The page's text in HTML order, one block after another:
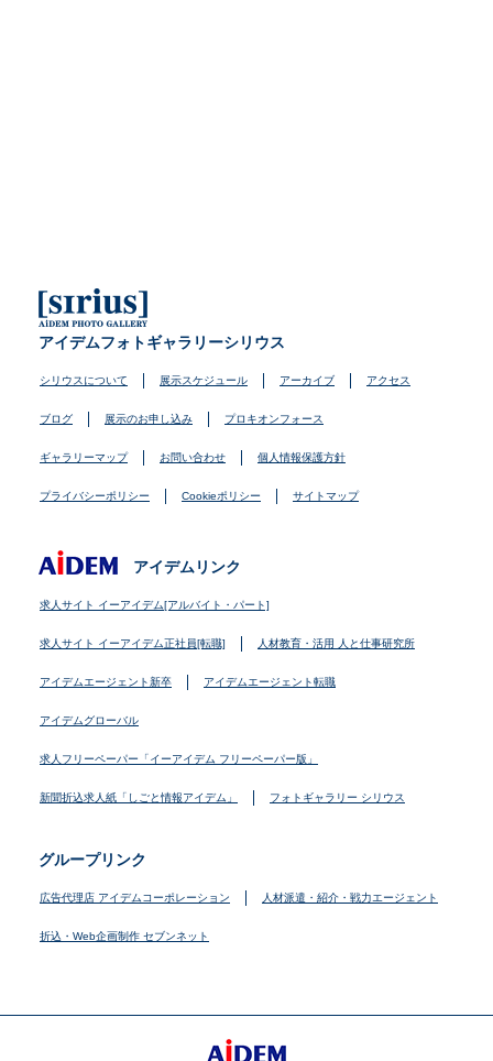
アイデムフォトギャラリーシリウス
シリウスについて 展示スケジュール アーカイブ アクセス
ブログ 展示のお申し込み プロキオンフォース
ギャラリーマップ お問い合わせ 個人情報保護方針
プライバシーポリシー Cookieポリシー サイトマップ
アイデムリンク
求人サイト イーアイデム[アルバイト・パート]
求人サイト イーアイデム正社員[転職] 人材教育・活用 人と仕事研究所
アイデムエージェント新卒 アイデムエージェント転職
アイデムグローバル
求人フリーペーパー「イーアイデム フリーペーパー版」
新聞折込求人紙「しごと情報アイデム」 フォトギャラリー シリウス
グループリンク
広告代理店 アイデムコーポレーション 人材派遣・紹介・戦力エージェント
折込・Web企画制作 セブンネット